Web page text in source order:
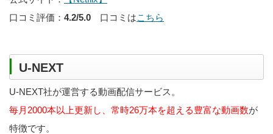
口コミ評価： 4.2/5.0 口コミはこちら
U-NEXT
U-NEXT社が運営する動画配信サービス。
毎月2000本以上更新し、常時26万本を超える豊富な動画数が
特徴です。